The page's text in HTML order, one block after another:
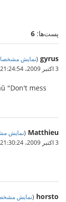
پست‌ها: 6
gyrus
(نمایش
3 اکتبر 2009،‏ 21:24:54
"Don't mess
Matthieu
(نمایش
3 اکتبر 2009،‏ 21:30:24
horsto
(نمایش